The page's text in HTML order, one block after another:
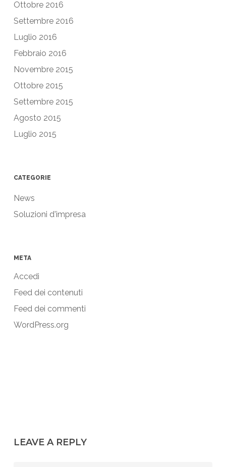
Ottobre 2016
Settembre 2016
Luglio 2016
Febbraio 2016
Novembre 2015
Ottobre 2015
Settembre 2015
Agosto 2015
Luglio 2015
CATEGORIE
News
Soluzioni d'impresa
META
Accedi
Feed dei contenuti
Feed dei commenti
WordPress.org
LEAVE A REPLY